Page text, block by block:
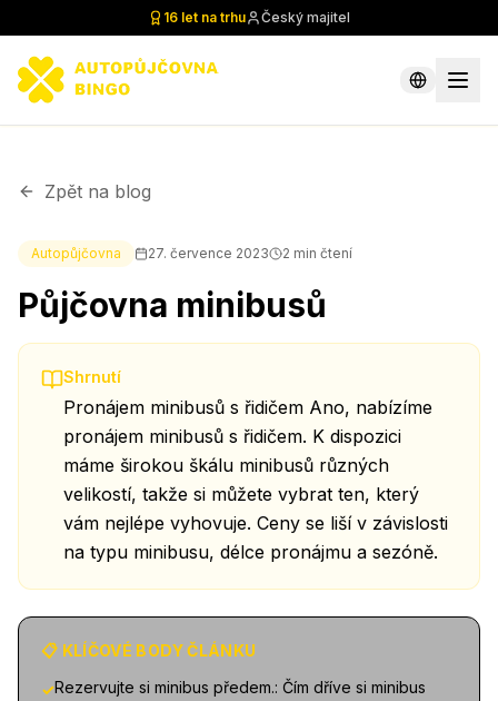
16 let na trhu Český majitel
Zpět na blog
Autopůjčovna 27. července 2023 2 min čtení
Půjčovna minibusů
Shrnutí
Pronájem minibusů s řidičem Ano, nabízíme
pronájem minibusů s řidičem. K dispozici
máme širokou škálu minibusů různých
velikostí, takže si můžete vybrat ten, který
vám nejlépe vyhovuje. Ceny se liší v závislosti
na typu minibusu, délce pronájmu a sezóně.
📋 KLÍČOVÉ BODY ČLÁNKU
✓Rezervujte si minibus předem.: Čím dříve si minibus